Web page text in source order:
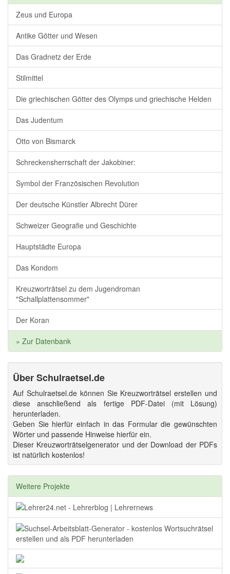
Zeus und Europa
Antike Götter und Wesen
Das Gradnetz der Erde
Stilmittel
Die griechischen Götter des Olymps und griechische Helden
Das Judentum
Otto von Bismarck
Schreckensherrschaft der Jakobiner:
Symbol der Französischen Revolution
Der deutsche Künstler Albrecht Dürer
Schweizer Geografie und Geschichte
Hauptstädte Europa
Das Kondom
Kreuzworträtsel zu dem Jugendroman
"Schallplattensommer"
Der Koran
» Zur Datenbank
Über Schulraetsel.de
Auf Schulraetsel.de können Sie Kreuzworträtsel erstellen und
diese anschließend als fertige PDF-Datei (mit Lösung)
herunterladen.
Geben Sie hierfür einfach in das Formular die gewünschten
Wörter und passende Hinweise hierfür ein.
Dieser Kreuzworträtselgenerator und der Download der PDFs
ist natürlich kostenlos!
Weitere Projekte